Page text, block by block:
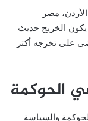
مصر
الخريج حديث
على تخرجه أكثر
الحوكمة
والسياسة